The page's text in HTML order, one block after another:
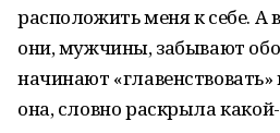
расположить меня к себе. А
они, мужчины, забывают
начинают «главенствовать»
она, словно раскрыла